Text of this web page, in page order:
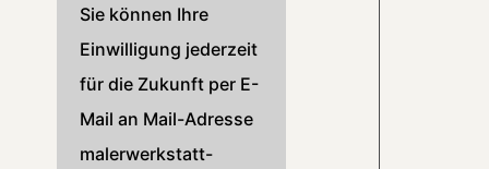
Sie können Ihre
Einwilligung jederzeit
für die Zukunft per E-
Mail an Mail-Adresse
malerwerkstatt-